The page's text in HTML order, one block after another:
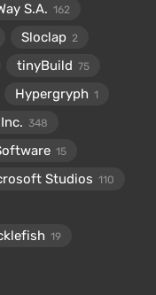
S.A. 162
Sloclap 2
tinyBuild 75
Hypergryph 1
348
15
Studios 110
19